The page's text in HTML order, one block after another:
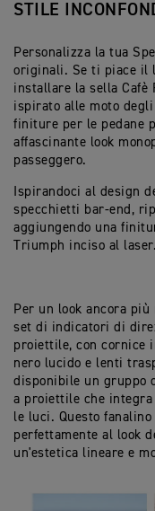
STILE
Personalizza la tua
originali. Se ti piace il
installare la sella Cafè
ispirato alle moto
finiture per le pedane
affascinante look
passeggero.
Ispirandoci al design
specchietti bar-end,
aggiungendo una
Triumph inciso al laser.
Per un look ancora
set di indicatori di
proiettile, con cornice
nero lucido e lenti
disponibile un gruppo
a proiettile che
le luci. Questo
perfettamente al look
un'estetica lineare e